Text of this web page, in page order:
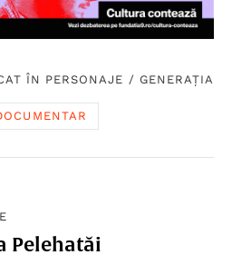
ÎN PERSONAJE / GENERAȚIA
Pelehatăi